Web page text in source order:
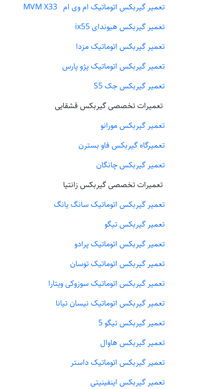
تعمیر گیربکس اتوماتیک ام وی ام MVM X33
تعمیر گیربکس هیوندای ix55
تعمیر گیربکس اتوماتیک مزدا
تعمیر گیربکس اتوماتیک پژو پارس
تعمیر گیربکس جک S5
تعمیرات تخصصی گیربکس قشقایی
تعمیر گیربکس مورانو
تعمیرگاه گیربکس فاو بسترن
تعمیر گیربکس چانگان
تعمیرات تخصصی گیربکس زانتیا
تعمیر گیربکس اتوماتیک سانگ یانگ
تعمیر گیربکس تیگو
تعمیر گیربکس اتوماتیک پرادو
تعمیر گیربکس اتوماتیک توسان
تعمیر گیربکس اتوماتیک سوزوکی ویتارا
تعمیر گیربکس اتوماتیک نیسان تیانا
تعمیر گیربکس تیگو 5
تعمیر گیربکس هاوال
تعمیر گیربکس اتوماتیک داستر
تعمیر گیربکس اینفینیتی